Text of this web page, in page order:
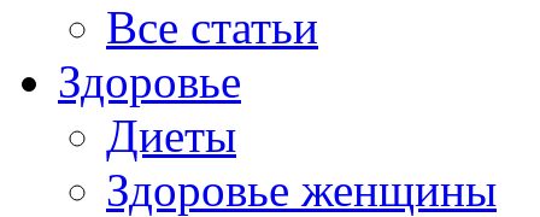
Все статьи
Здоровье
Диеты
Здоровье женщины